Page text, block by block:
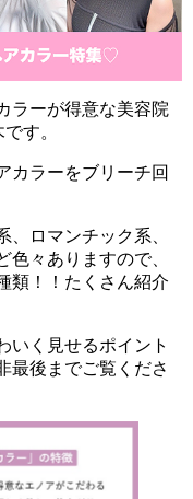
ラーが得意な美容院
す。
カラーをブリーチ回
、ロマンチック系、
々ありますので、
類！！たくさん紹介
いく見せるポイント
最後までご覧くださ